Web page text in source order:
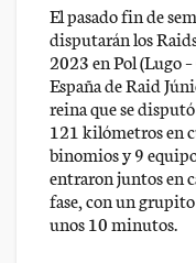
El pasado fin de
disputarán los
2023 en Pol (Lugo
España de Raid
reina que se
121 kilómetros en
binomios y 9
entraron juntos en
fase, con un
unos 10 minutos.